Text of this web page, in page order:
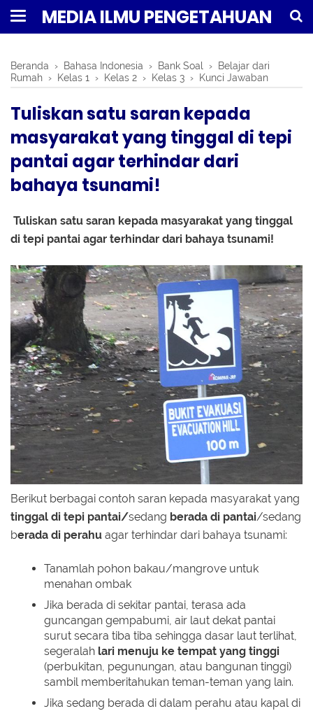
MEDIA ILMU PENGETAHUAN
Beranda › Bahasa Indonesia › Bank Soal › Belajar dari
Rumah › Kelas 1 › Kelas 2 › Kelas 3 › Kunci Jawaban
Tuliskan satu saran kepada
masyarakat yang tinggal di tepi
pantai agar terhindar dari
bahaya tsunami!
Tuliskan satu saran kepada masyarakat yang tinggal
di tepi pantai agar terhindar dari bahaya tsunami!
Berikut berbagai contoh saran kepada masyarakat yang
tinggal di tepi pantai/sedang berada di pantai/sedang
berada di perahu agar terhindar dari bahaya tsunami:
Tanamlah pohon bakau/mangrove untuk
menahan ombak
Jika berada di sekitar pantai, terasa ada
guncangan gempabumi, air laut dekat pantai
surut secara tiba tiba sehingga dasar laut terlihat,
segeralah lari menuju ke tempat yang tinggi
(perbukitan, pegunungan, atau bangunan tinggi)
sambil memberitahukan teman-teman yang lain.
Jika sedang berada di dalam perahu atau kapal di